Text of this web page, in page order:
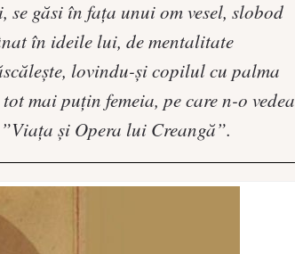
se găsi în faţa unui om vesel, slobod
în ideile lui, de mentalitate
lovindu-şi copilul cu palma
mai puţin femeia, pe care n-o vedea
şi Opera lui Creangă”.